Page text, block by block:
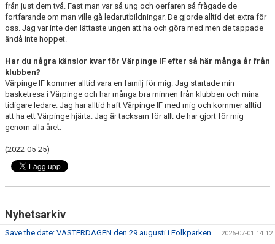
från just dem två. Fast man var så ung och oerfaren så frågade de
fortfarande om man ville gå ledarutbildningar. De gjorde alltid det extra för
oss. Jag var inte den lättaste ungen att ha och göra med men de tappade
ändå inte hoppet.
Har du några känslor kvar för Värpinge IF efter så här många år från
klubben?
Värpinge IF kommer alltid vara en familj för mig. Jag startade min
basketresa i Värpinge och har många bra minnen från klubben och mina
tidigare ledare. Jag har alltid haft Värpinge IF med mig och kommer alltid
att ha ett Värpinge hjärta. Jag är tacksam för allt de har gjort för mig
genom alla året.
(2022-05-25)
Nyhetsarkiv
Save the date: VÄSTERDAGEN den 29 augusti i Folkparken 2026-07-01 14:12